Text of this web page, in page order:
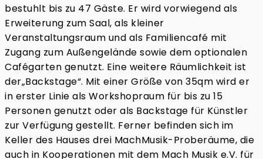
bestuhlt bis zu 47 Gäste. Er wird vorwiegend als
Erweiterung zum Saal, als kleiner
Veranstaltungsraum und als Familiencafé mit
Zugang zum Außengelände sowie dem optionalen
Cafégarten genutzt. Eine weitere Räumlichkeit ist
der„Backstage“. Mit einer Größe von 35qm wird er
in erster Linie als Workshopraum für bis zu 15
Personen genutzt oder als Backstage für Künstler
zur Verfügung gestellt. Ferner befinden sich im
Keller des Hauses drei MachMusik-Proberäume, die
auch in Kooperationen mit dem Mach Musik e.V. für